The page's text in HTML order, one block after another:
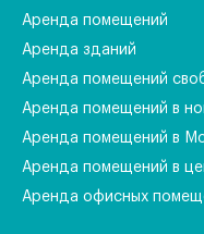
Аренда помещений
Аренда зданий
Аренда помещений
Аренда помещений в
Аренда помещений в
Аренда помещений в
Аренда офисных